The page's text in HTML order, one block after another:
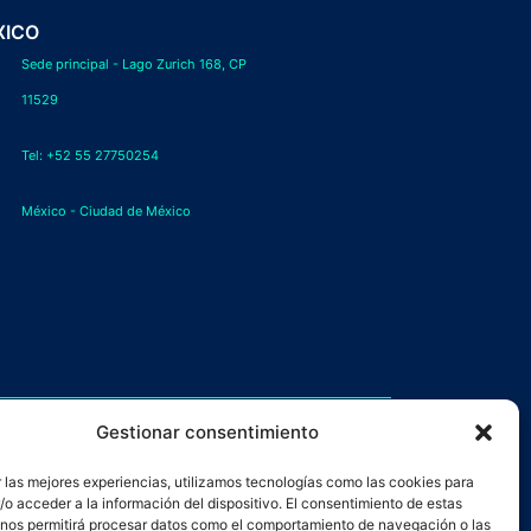
Gestionar consentimiento
las mejores experiencias, utilizamos tecnologías como las cookies para
o acceder a la información del dispositivo. El consentimiento de estas
permitirá procesar datos como el comportamiento de navegación o las
Sede principal - Lago Zurich 168, CP
11529
Tel: +52 55 27750254
México - Ciudad de México
DE CIBERSEGURIDAD Y DEFENSA